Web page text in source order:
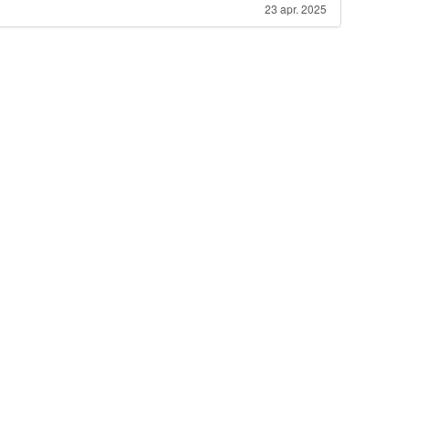
23 apr. 2025